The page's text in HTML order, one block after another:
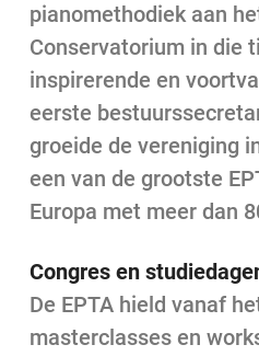
pianomethodiek aan
Conservatorium in die
inspirerende en
eerste
groeide de vereniging
een van de grootste
Europa met meer dan
Congres en
De EPTA hield vanaf
masterclasses en